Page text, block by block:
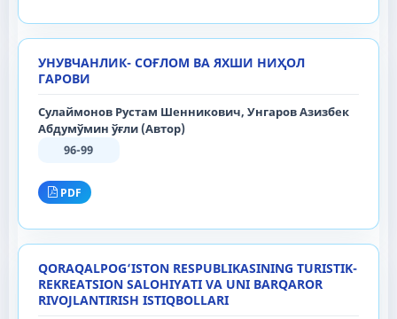
УНУВЧАНЛИК- СОҒЛОМ ВА ЯХШИ НИҲОЛ
ГАРОВИ
Сулаймонов Рустам Шенникович, Унгаров Азизбек
Абдумўмин ўғли (Автор)
96-99
PDF
QORAQALPOG‘ISTON RESPUBLIKASINING TURISTIK-
REKREATSION SALOHIYATI VA UNI BARQAROR
RIVOJLANTIRISH ISTIQBOLLARI